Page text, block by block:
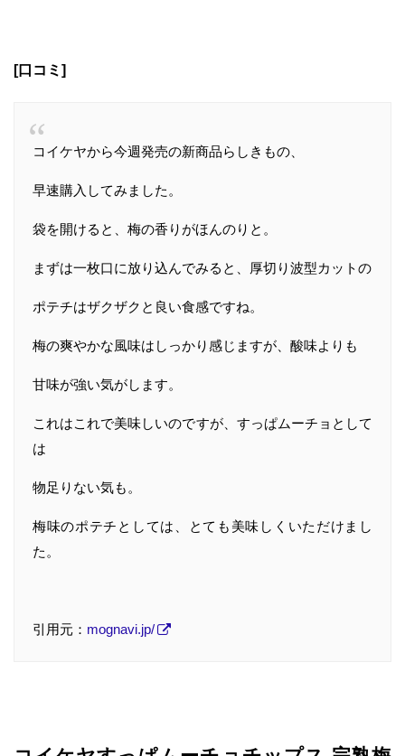
[口コミ]
コイケヤから今週発売の新商品らしきもの、
早速購入してみました。
袋を開けると、梅の香りがほんのりと。
まずは一枚口に放り込んでみると、厚切り波型カットの
ポテチはザクザクと良い食感ですね。
梅の爽やかな風味はしっかり感じますが、酸味よりも
甘味が強い気がします。
これはこれで美味しいのですが、すっぱムーチョとして
は
物足りない気も。
梅味のポテチとしては、とても美味しくいただけまし
た。
引用元： mognavi.jp/